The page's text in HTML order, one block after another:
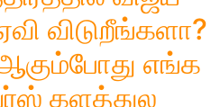
விடுறீங்களா?
எங்க
களத்துல